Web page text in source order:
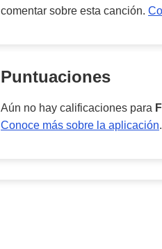
comentar sobre esta canción.
Puntuaciones
Aún no hay calificaciones para
Conoce más sobre la aplicación.